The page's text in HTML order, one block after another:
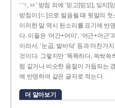
‘ㄱ, ㅂ’ 받침 외에 ‘믿고[믿꼬], 잊지[
받침이 [ㄷ]으로 발음될 때 뒷말의
이러한 말 역시 된소리를 표기에 반
다. 이들은 ‘어간+어미’, ‘어근+어근
이라서, ‘눈곱, 발바닥’ 등과 마찬가
것이다. 그렇지만 ‘똑똑하다, 쓱싹쓱
럼 같거나 비슷한 음절이 거듭되는
에 반영하여 같은 글자로 적는다.
더 알아보기